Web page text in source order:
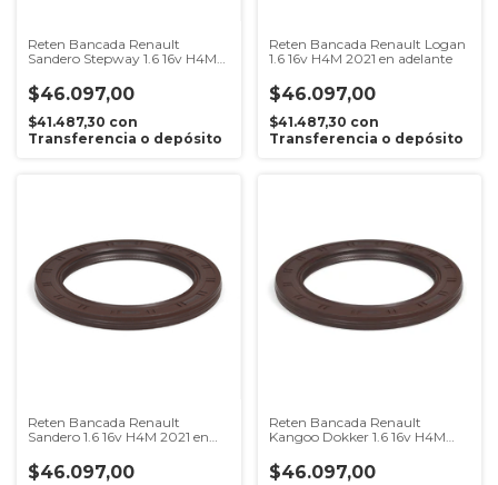
Reten Bancada Renault
Sandero Stepway 1.6 16v H4M
$46.097,00
$41.487,30 con
Transferencia o depósito
Reten Bancada Renault Logan
1.6 16v H4M 2021 en adelante
$46.097,00
$41.487,30 con
Transferencia o depósito
Reten Bancada Renault
Sandero 1.6 16v H4M 2021 en
$46.097,00
Reten Bancada Renault
Kangoo Dokker 1.6 16v H4M
$46.097,00